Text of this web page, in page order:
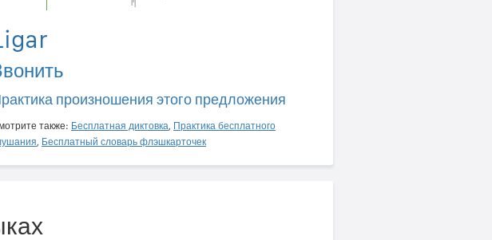
произношения этого предложения
также: Бесплатная диктовка, Практика бесплатного
, Бесплатный словарь флэшкарточек